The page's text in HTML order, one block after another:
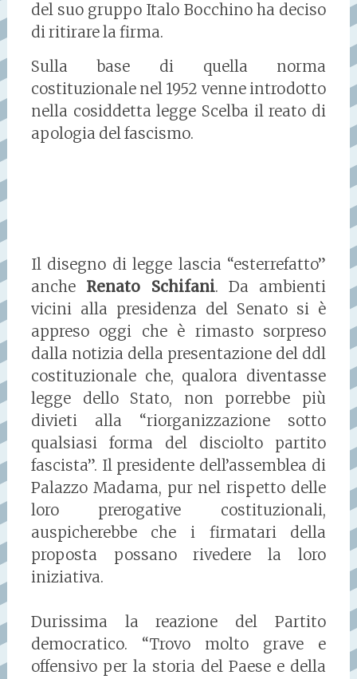
del suo gruppo Italo Bocchino ha deciso
di ritirare la firma.
Sulla base di quella norma
costituzionale nel 1952 venne introdotto
nella cosiddetta legge Scelba il reato di
apologia del fascismo.
Il disegno di legge lascia “esterrefatto”
anche Renato Schifani. Da ambienti
vicini alla presidenza del Senato si è
appreso oggi che è rimasto sorpreso
dalla notizia della presentazione del ddl
costituzionale che, qualora diventasse
legge dello Stato, non porrebbe più
divieti alla “riorganizzazione sotto
qualsiasi forma del disciolto partito
fascista”. Il presidente dell’assemblea di
Palazzo Madama, pur nel rispetto delle
loro prerogative costituzionali,
auspicherebbe che i firmatari della
proposta possano rivedere la loro
iniziativa.
Durissima la reazione del Partito
democratico. “Trovo molto grave e
offensivo per la storia del Paese e della